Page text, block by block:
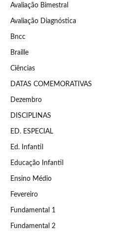
Avaliação Bimestral
Avaliação Diagnóstica
Bncc
Braille
Ciências
DATAS COMEMORATIVAS
Dezembro
DISCIPLINAS
ED. ESPECIAL
Ed. Infantil
Educação Infantil
Ensino Médio
Fevereiro
Fundamental 1
Fundamental 2